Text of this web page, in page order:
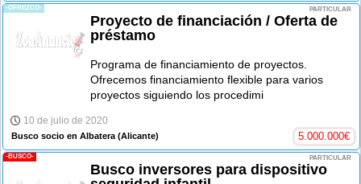
-OFREZCO- PARTICULAR
Proyecto de financiación / Oferta de
préstamo
Programa de financiamiento de proyectos.
Ofrecemos financiamiento flexible para varios
proyectos siguiendo los procedimi
10 de julio de 2020
Busco socio en Albatera (Alicante) 5.000.000€
-BUSCO- PARTICULAR
Busco inversores para dispositivo